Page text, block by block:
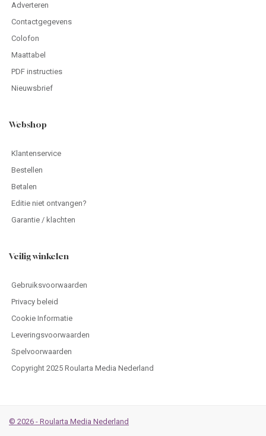
Adverteren
Contactgegevens
Colofon
Maattabel
PDF instructies
Nieuwsbrief
Webshop
Klantenservice
Bestellen
Betalen
Editie niet ontvangen?
Garantie / klachten
Veilig winkelen
Gebruiksvoorwaarden
Privacy beleid
Cookie Informatie
Leveringsvoorwaarden
Spelvoorwaarden
Copyright 2025 Roularta Media Nederland
© 2026 - Roularta Media Nederland